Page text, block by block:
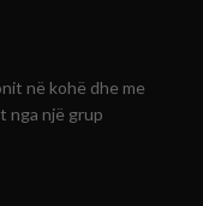
në kohë dhe me
nga një grup